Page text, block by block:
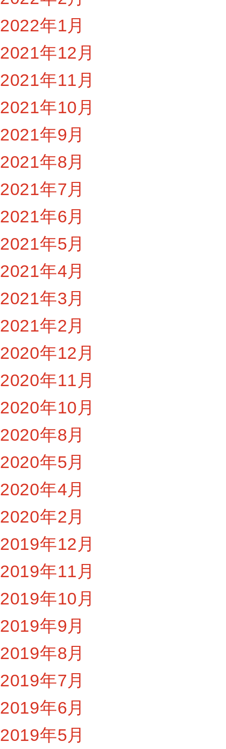
2022年1月
2021年12月
2021年11月
2021年10月
2021年9月
2021年8月
2021年7月
2021年6月
2021年5月
2021年4月
2021年3月
2021年2月
2020年12月
2020年11月
2020年10月
2020年8月
2020年5月
2020年4月
2020年2月
2019年12月
2019年11月
2019年10月
2019年9月
2019年8月
2019年7月
2019年6月
2019年5月